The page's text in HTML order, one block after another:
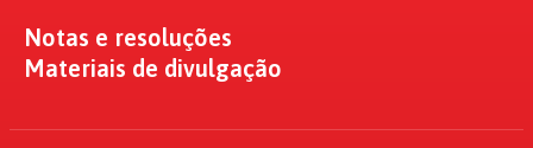
Notas e resoluções
Materiais de divulgação